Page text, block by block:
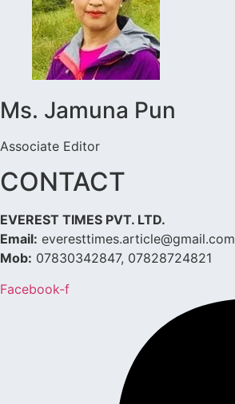
Ms. Jamuna Pun
Associate Editor
CONTACT
EVEREST TIMES PVT. LTD.
Email: everesttimes.article@gmail.com
Mob: 07830342847, 07828724821
Facebook-f